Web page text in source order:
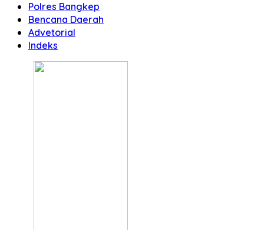
Polres Bangkep
Bencana Daerah
Advetorial
Indeks